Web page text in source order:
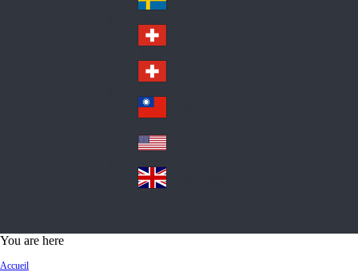
a
Sw
ed
en
Sw
itz
erl
an
d
Sw
itz
erl
an
d
wa
n
A
d
You are here
Accueil